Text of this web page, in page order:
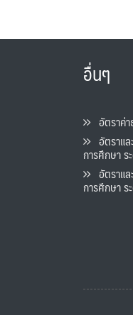
อื่นๆ
อัตราค่า
อัตราและ
การศึกษา
อัตราและ
การศึกษา